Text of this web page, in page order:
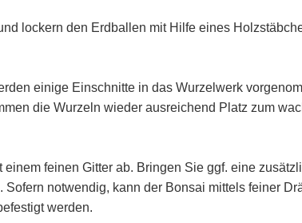
lockern den Erdballen mit Hilfe eines
einige Einschnitte in das Wurzelwerk
die Wurzeln wieder ausreichend Platz zum
feinen Gitter ab. Bringen Sie ggf. eine
notwendig, kann der Bonsai mittels feiner
werden.